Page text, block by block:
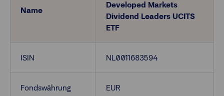
Name
Developed Markets
Dividend Leaders UCITS
ETF
ISIN NL0011683594
Fondswährung EUR